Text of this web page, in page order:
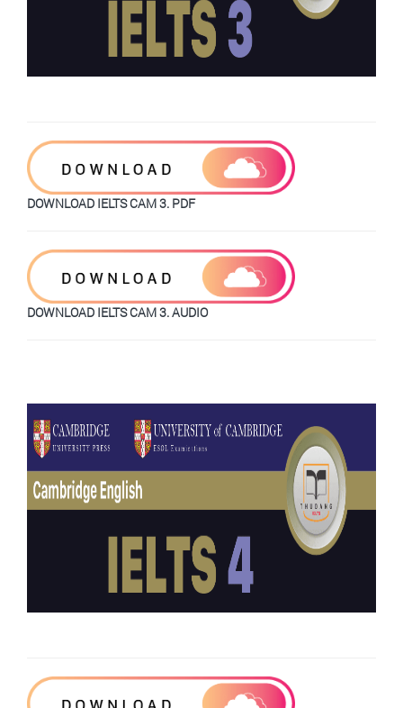
DOWNLOAD IELTS CAM 3. PDF
DOWNLOAD IELTS CAM 3. AUDIO